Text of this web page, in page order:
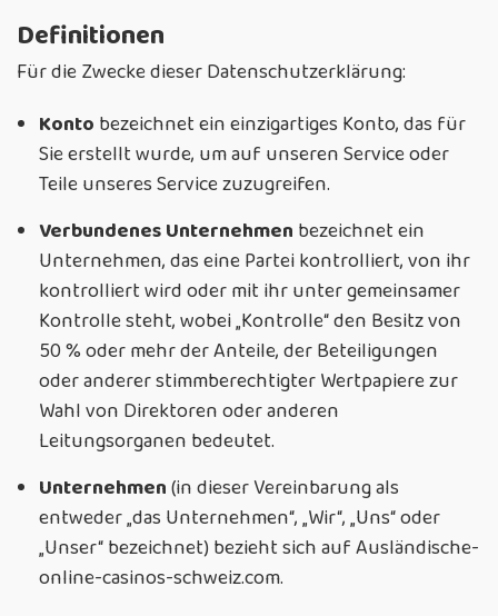
Definitionen
Für die Zwecke dieser Datenschutzerklärung:
Konto bezeichnet ein einzigartiges Konto, das für
Sie erstellt wurde, um auf unseren Service oder
Teile unseres Service zuzugreifen.
Verbundenes Unternehmen bezeichnet ein
Unternehmen, das eine Partei kontrolliert, von ihr
kontrolliert wird oder mit ihr unter gemeinsamer
Kontrolle steht, wobei „Kontrolle“ den Besitz von
50 % oder mehr der Anteile, der Beteiligungen
oder anderer stimmberechtigter Wertpapiere zur
Wahl von Direktoren oder anderen
Leitungsorganen bedeutet.
Unternehmen(in dieser Vereinbarung als
entweder „das Unternehmen“, „Wir“, „Uns“ oder
„Unser“ bezeichnet) bezieht sich auf Ausländische-
online-casinos-schweiz.com.